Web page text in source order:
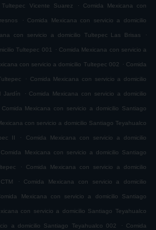
Vicente Suarez . Comida Mexicana con
. Comida Mexicana con servicio a domicilio
con servicio a domicilio Tultepec Las Brisas .
Tultepec 001 . Comida Mexicana con servicio a
con servicio a domicilio Tultepec 002 . Comida
. Comida Mexicana con servicio a domicilio
Jardín . Comida Mexicana con servicio a domicilio
Comida Mexicana con servicio a domicilio Santiago
con servicio a domicilio Santiago Teyahualco
II . Comida Mexicana con servicio a domicilio
Comida Mexicana con servicio a domicilio Santiago
. Comida Mexicana con servicio a domicilio
. Comida Mexicana con servicio a domicilio
Mexicana con servicio a domicilio Santiago
con servicio a domicilio Santiago Teyahualco
a domicilio Santiago Teyahualco 002 . Comida